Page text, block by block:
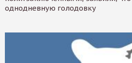
однодневную голодовку